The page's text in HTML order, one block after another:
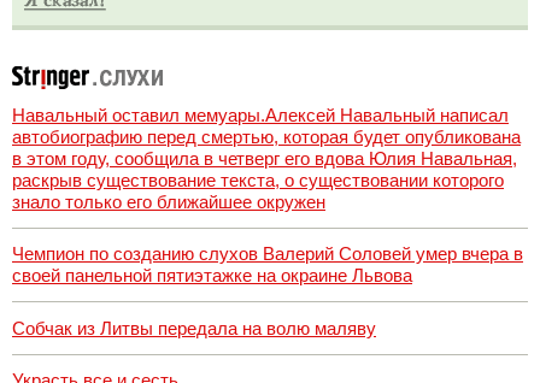
Навальный оставил мемуары.Алексей Навальный написал
автобиографию перед смертью, которая будет опубликована
в этом году, сообщила в четверг его вдова Юлия Навальная,
раскрыв существование текста, о существовании которого
знало только его ближайшее окружен
Чемпион по созданию слухов Валерий Соловей умер вчера в
своей панельной пятиэтажке на окраине Львова
Собчак из Литвы передала на волю маляву